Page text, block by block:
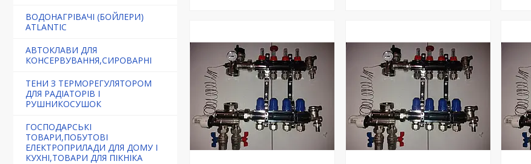
ВОДОНАГРІВАЧІ (БОЙЛЕРИ)
ATLANTIC
АВТОКЛАВИ ДЛЯ
КОНСЕРВУВАННЯ,СИРОВАРНІ
ТЕНИ З ТЕРМОРЕГУЛЯТОРОМ
ДЛЯ РАДІАТОРІВ І
РУШНИКОСУШОК
ГОСПОДАРСЬКІ
ТОВАРИ,ПОБУТОВІ
ЕЛЕКТРОПРИЛАДИ ДЛЯ ДОМУ І
КУХНІ,ТОВАРИ ДЛЯ ПІКНІКА